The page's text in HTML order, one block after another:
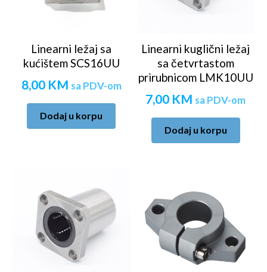
Linearni ležaj sa
kućištem SCS16UU
8,00 KM sa PDV-om
Dodaj u korpu
Linearni kuglični ležaj
sa četvrtastom
prirubnicom LMK10UU
7,00 KM sa PDV-om
Dodaj u korpu